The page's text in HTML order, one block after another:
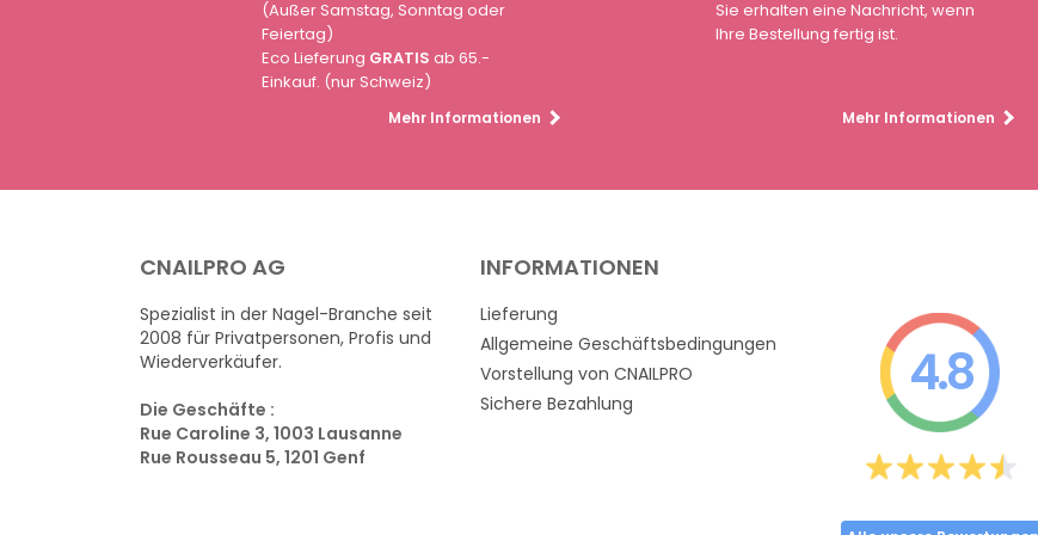
(Außer Samstag, Sonntag oder
Feiertag)
Eco Lieferung GRATIS ab 65.-
Einkauf. (nur Schweiz)
Mehr Informationen
Sie erhalten eine Nachricht, wenn
Ihre Bestellung fertig ist.
Mehr Informationen
CNAILPRO AG
Spezialist in der Nagel-Branche seit
2008 für Privatpersonen, Profis und
Wiederverkäufer.
Die Geschäfte :
Rue Caroline 3, 1003 Lausanne
Rue Rousseau 5, 1201 Genf
INFORMATIONEN
Lieferung
Allgemeine Geschäftsbedingungen
Vorstellung von CNAILPRO
Sichere Bezahlung
4.8